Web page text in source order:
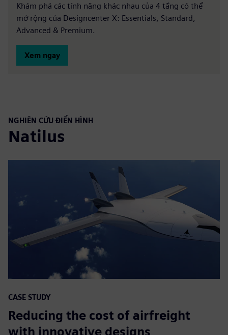
Khám phá các tính năng khác nhau của 4 tầng có thể
mở rộng của Designcenter X: Essentials, Standard,
Advanced & Premium.
Xem ngay
NGHIÊN CỨU ĐIỂN HÌNH
Natilus
CASE STUDY
Reducing the cost of airfreight
with innovative designs